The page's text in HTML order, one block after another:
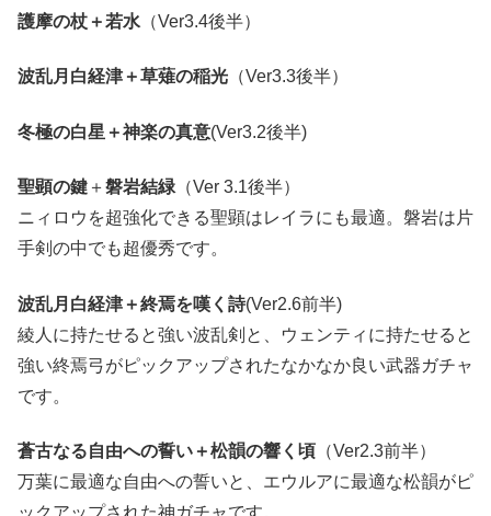
護摩の杖＋若水 （Ver3.4後半）
波乱月白経津＋草薙の稲光 （Ver3.3後半）
冬極の白星＋神楽の真意(Ver3.2後半)
聖顕の鍵 ＋磐岩結緑 （Ver 3.1後半）
ニィロウを超強化できる聖顕はレイラにも最適。磐岩は片
手剣の中でも超優秀です。
波乱月白経津＋終焉を嘆く詩(Ver2.6前半)
綾人に持たせると強い波乱剣と、ウェンティに持たせると
強い終焉弓がピックアップされたなかなか良い武器ガチャ
です。
蒼古なる自由への誓い＋松韻の響く頃 （Ver2.3前半）
万葉に最適な自由への誓いと、エウルアに最適な松韻がピ
ックアップされた神ガチャです。